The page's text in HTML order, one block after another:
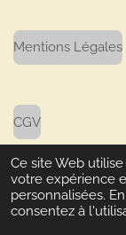
Ce site Web
votre expérience
personnalisées.
consentez à
Mentions Légales
CGV
Propulsé par